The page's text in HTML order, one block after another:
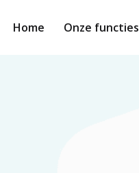
Home Onze functies